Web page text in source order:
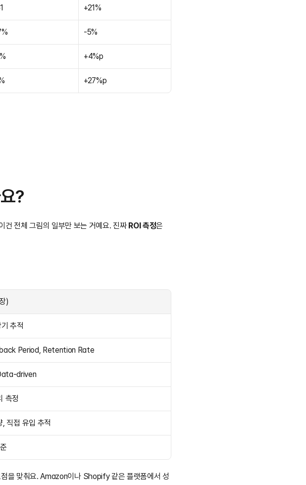
+21%
-5%
+4%p
+27%p
?
건 전체 그림의 일부만 보는 거예요. 진짜 ROI 측정
)
추적
Period, Retention Rate
driven
측정
직접 유입 추적
을 맞춰요. Amazon이나 Shopify 같은 플랫폼에서 성